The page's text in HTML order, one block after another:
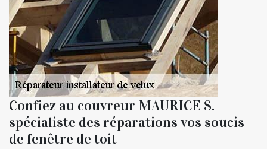
Confiez au couvreur MAURICE S.
spécialiste des réparations vos soucis
de fenêtre de toit